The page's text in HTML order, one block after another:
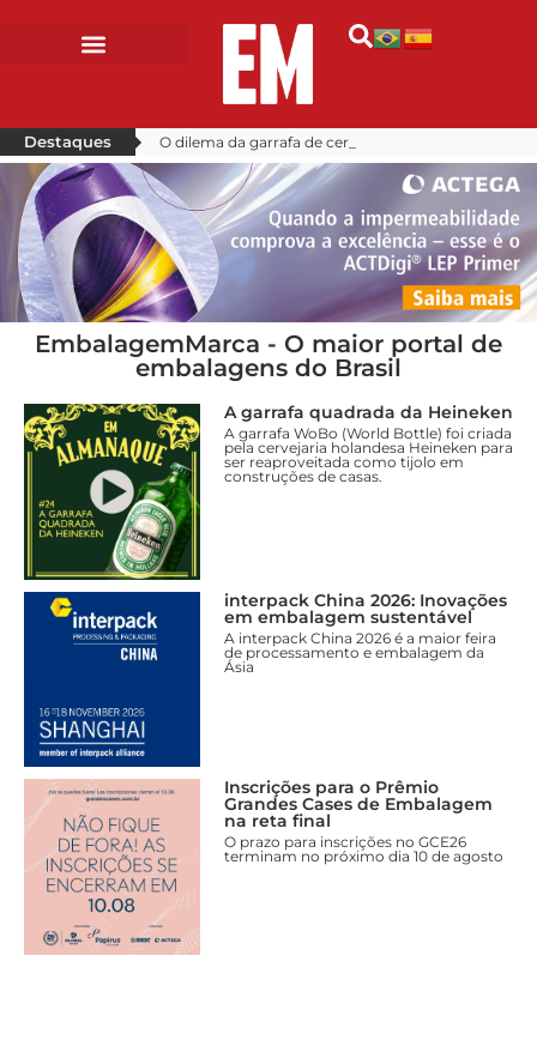
Destaques O dilema da garrafa de cerveja: verde ou âmbar?
Vinhos do Chile: conceito antes do design
EmbalagemMarca - O maior portal de
embalagens do Brasil
A garrafa quadrada da Heineken
A garrafa WoBo (World Bottle) foi criada
pela cervejaria holandesa Heineken para
ser reaproveitada como tijolo em
construções de casas.
interpack China 2026: Inovações
em embalagem sustentável
A interpack China 2026 é a maior feira
de processamento e embalagem da
Ásia
Inscrições para o Prêmio
Grandes Cases de Embalagem
na reta final
O prazo para inscrições no GCE26
terminam no próximo dia 10 de agosto